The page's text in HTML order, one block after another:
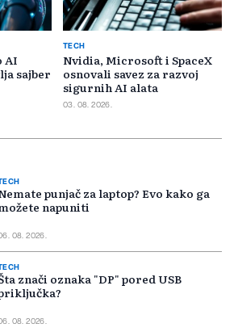
AI
sajber
TECH
Nvidia, Microsoft i SpaceX
osnovali savez za razvoj
sigurnih AI alata
03. 08. 2026.
punjač za laptop? Evo kako ga
napuniti
08. 2026.
znači oznaka "DP" pored USB
08. 2026.